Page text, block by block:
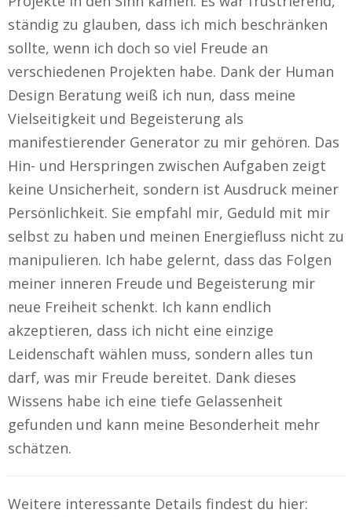
ständig zu glauben, dass ich mich beschränken
sollte, wenn ich doch so viel Freude an
verschiedenen Projekten habe. Dank der Human
Design Beratung weiß ich nun, dass meine
Vielseitigkeit und Begeisterung als
manifestierender Generator zu mir gehören. Das
Hin- und Herspringen zwischen Aufgaben zeigt
keine Unsicherheit, sondern ist Ausdruck meiner
Persönlichkeit. Sie empfahl mir, Geduld mit mir
selbst zu haben und meinen Energiefluss nicht zu
manipulieren. Ich habe gelernt, dass das Folgen
meiner inneren Freude und Begeisterung mir
neue Freiheit schenkt. Ich kann endlich
akzeptieren, dass ich nicht eine einzige
Leidenschaft wählen muss, sondern alles tun
darf, was mir Freude bereitet. Dank dieses
Wissens habe ich eine tiefe Gelassenheit
gefunden und kann meine Besonderheit mehr
schätzen.
Weitere interessante Details findest du hier: